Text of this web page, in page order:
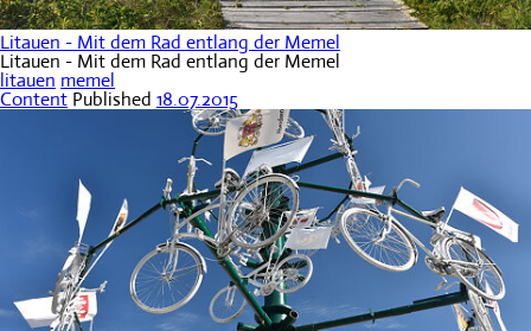
Litauen - Mit dem Rad entlang der Memel
Litauen - Mit dem Rad entlang der Memel
litauen memel
Content Published 18.07.2015